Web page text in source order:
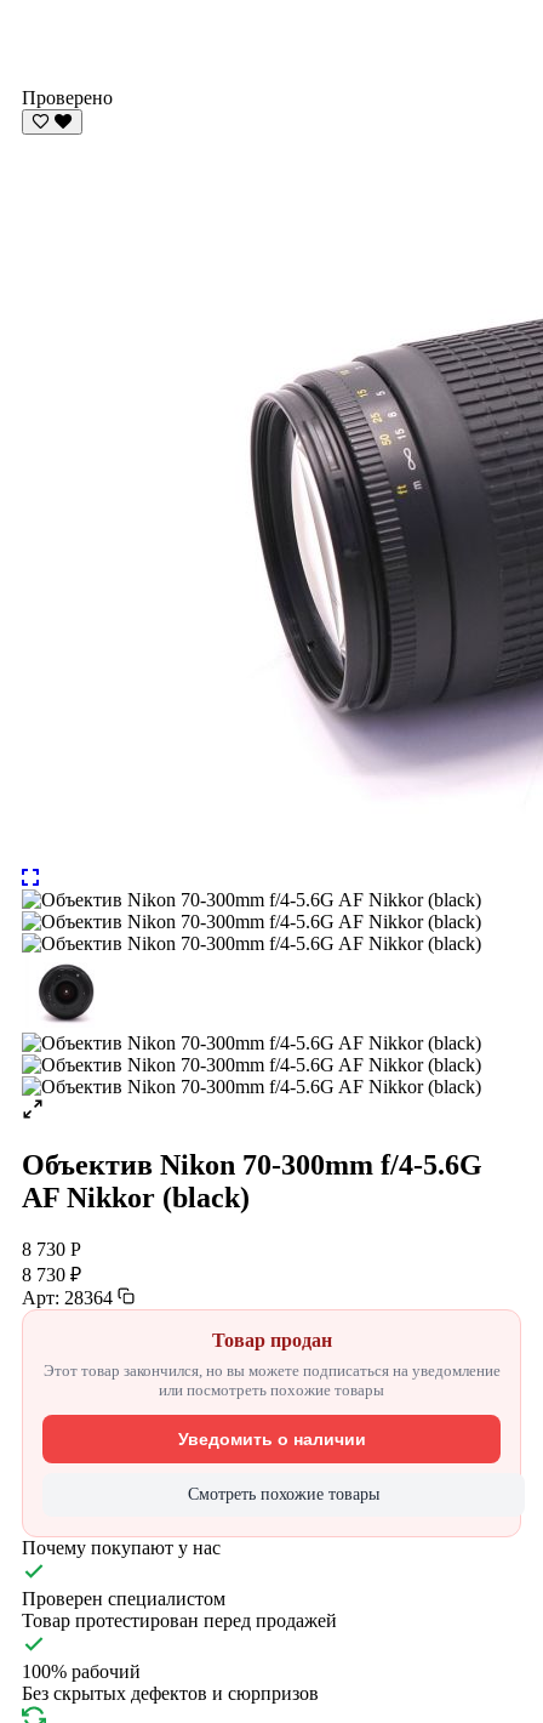
Проверено
Объектив Nikon 70-300mm f/4-5.6G
AF Nikkor (black)
8 730 Р
8 730 ₽
Арт: 28364
Товар продан
Этот товар закончился, но вы можете подписаться на уведомление
или посмотреть похожие товары
Уведомить о наличии
Смотреть похожие товары
Почему покупают у нас
Проверен специалистом
Товар протестирован перед продажей
100% рабочий
Без скрытых дефектов и сюрпризов